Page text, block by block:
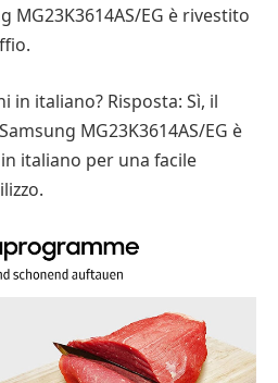
MG23K3614AS/EG è rivestito
in italiano? Risposta: Sì, il
MG23K3614AS/EG è
italiano per una facile